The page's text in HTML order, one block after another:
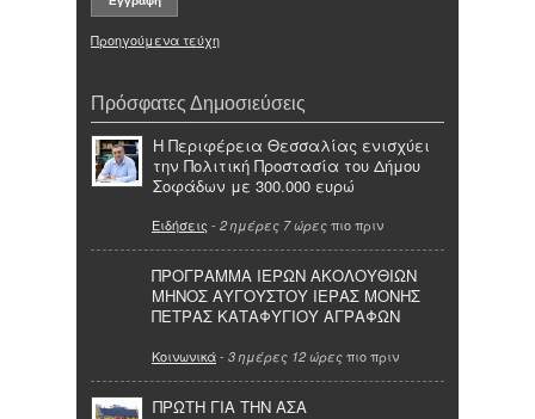
Προηγούμενα τεύχη
Πρόσφατες Δημοσιεύσεις
Η Περιφέρεια Θεσσαλίας ενισχύει
την Πολιτική Προστασία του Δήμου
Σοφάδων με 300.000 ευρώ
Ειδήσεις - 2 ημέρες 7 ώρες πιο πριν
ΠΡΟΓΡΑΜΜΑ ΙΕΡΩΝ ΑΚΟΛΟΥΘΙΩΝ
ΜΗΝΟΣ ΑΥΓΟΥΣΤΟΥ ΙΕΡΑΣ ΜΟΝΗΣ
ΠΕΤΡΑΣ ΚΑΤΑΦΥΓΙΟΥ ΑΓΡΑΦΩΝ
Κοινωνικά- 3 ημέρες 12 ώρες πιο πριν
ΠΡΩΤΗ ΓΙΑ ΤΗΝ ΑΣΑ